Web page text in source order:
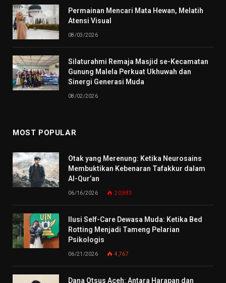
Permainan Mencari Mata Hewan, Melatih
Atensi Visual
08/03/2026
Silaturahmi Remaja Masjid se-Kecamatan
Gunung Malela Perkuat Ukhuwah dan
Sinergi Generasi Muda
08/02/2026
MOST POPULAR
Otak yang Merenung: Ketika Neurosains
Membuktikan Kebenaran Tafakkur dalam
Al-Qur’an
06/16/2026 20,983
Ilusi Self-Care Dewasa Muda: Ketika Bed
Rotting Menjadi Tameng Pelarian
Psikologis
06/21/2026 4,767
Dana Otsus Aceh: Antara Harapan dan